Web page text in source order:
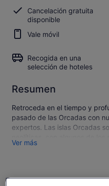
Abrir los
8 comentarios
de Viator
Cancelación gratuita
disponible
Vale móvil
Recogida en una
selección de hoteles
Resumen
Retroceda en el tiempo y
pasado de las Orcadas con
expertos. Las islas Orcadas
conservados del mundo.
aquellos que dieron forma a
Ver más